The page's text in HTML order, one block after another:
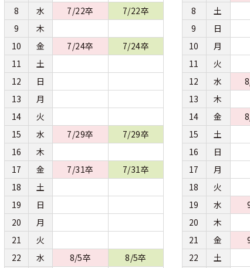
8
水 7/22卒
7/22卒
9
木
10
金 7/24卒
7/24卒
11
土
12
日
13
月
14
火
15
水 7/29卒
7/29卒
16
木
17
金 7/31卒
7/31卒
18
土
19
日
20
月
21
火
22
水 8/5卒
8/5卒
8
土
9
日
10
月
11
火
12
水
13
木
14
金
15
土
16
日
17
月
18
火
19
水
20
木
21
金
22
土